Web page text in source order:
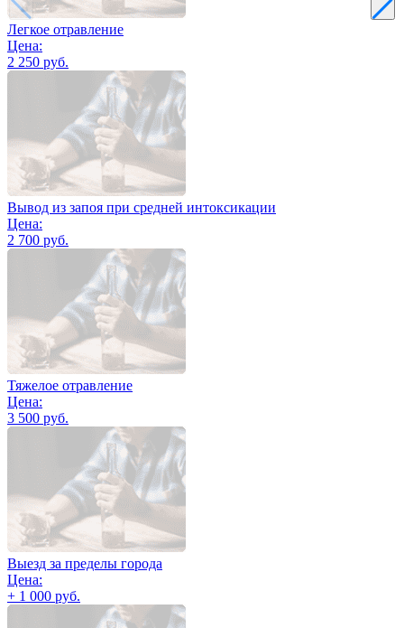
Легкое отравление
Цена:
2 250 руб.
Вывод из запоя при средней интоксикации
Цена:
2 700 руб.
Тяжелое отравление
Цена:
3 500 руб.
Выезд за пределы города
Цена:
+ 1 000 руб.